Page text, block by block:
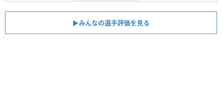
▶︎みんなの選手評価を見る